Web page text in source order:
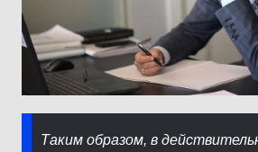
Таким образом, в